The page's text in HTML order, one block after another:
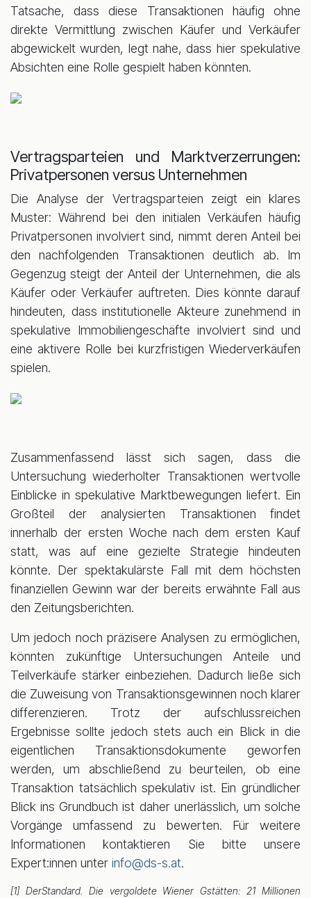
Tatsache, dass diese Transaktionen häufig ohne
direkte Vermittlung zwischen Käufer und Verkäufer
abgewickelt wurden, legt nahe, dass hier spekulative
Absichten eine Rolle gespielt haben könnten.
Vertragsparteien und Marktverzerrungen:
Privatpersonen versus Unternehmen
Die Analyse der Vertragsparteien zeigt ein klares
Muster: Während bei den initialen Verkäufen häufig
Privatpersonen involviert sind, nimmt deren Anteil bei
den nachfolgenden Transaktionen deutlich ab. Im
Gegenzug steigt der Anteil der Unternehmen, die als
Käufer oder Verkäufer auftreten. Dies könnte darauf
hindeuten, dass institutionelle Akteure zunehmend in
spekulative Immobiliengeschäfte involviert sind und
eine aktivere Rolle bei kurzfristigen Wiederverkäufen
spielen.
Zusammenfassend lässt sich sagen, dass die
Untersuchung wiederholter Transaktionen wertvolle
Einblicke in spekulative Marktbewegungen liefert. Ein
Großteil der analysierten Transaktionen findet
innerhalb der ersten Woche nach dem ersten Kauf
statt, was auf eine gezielte Strategie hindeuten
könnte. Der spektakulärste Fall mit dem höchsten
finanziellen Gewinn war der bereits erwähnte Fall aus
den Zeitungsberichten.
Um jedoch noch präzisere Analysen zu ermöglichen,
könnten zukünftige Untersuchungen Anteile und
Teilverkäufe stärker einbeziehen. Dadurch ließe sich
die Zuweisung von Transaktionsgewinnen noch klarer
differenzieren. Trotz der aufschlussreichen
Ergebnisse sollte jedoch stets auch ein Blick in die
eigentlichen Transaktionsdokumente geworfen
werden, um abschließend zu beurteilen, ob eine
Transaktion tatsächlich spekulativ ist. Ein gründlicher
Blick ins Grundbuch ist daher unerlässlich, um solche
Vorgänge umfassend zu bewerten. Für weitere
Informationen kontaktieren Sie bitte unsere
Expert:innen unter info@ds-s.at.
[1] DerStandard. Die vergoldete Wiener Gstätten: 21 Millionen